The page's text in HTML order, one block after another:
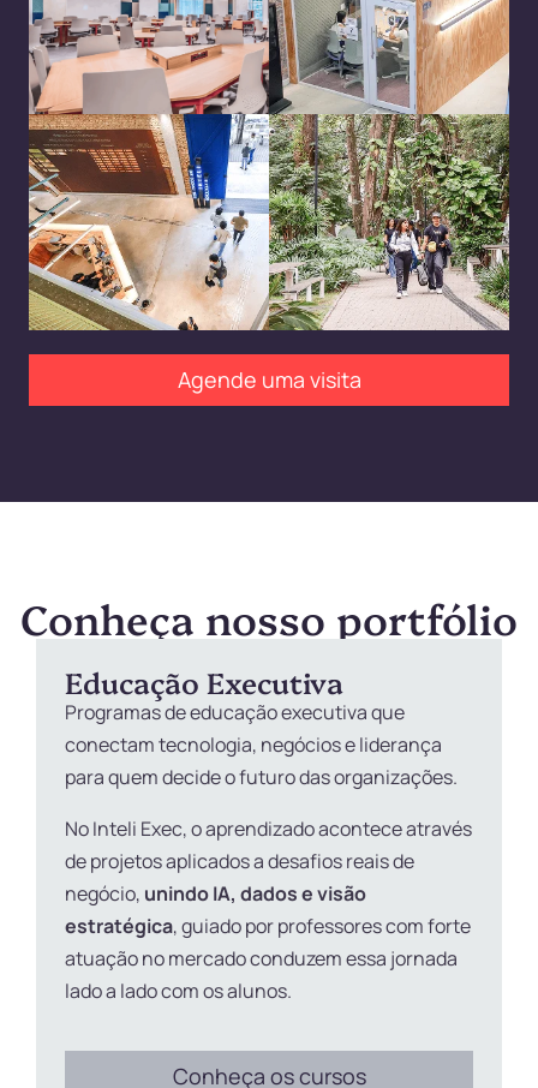
Agende uma visita
Conheça nosso portfólio
Educação Executiva
Programas de educação executiva que
conectam tecnologia, negócios e liderança
para quem decide o futuro das organizações.
No Inteli Exec, o aprendizado acontece através
de projetos aplicados a desafios reais de
negócio, unindo IA, dados e visão
estratégica, guiado por professores com forte
atuação no mercado conduzem essa jornada
lado a lado com os alunos.
Conheça os cursos